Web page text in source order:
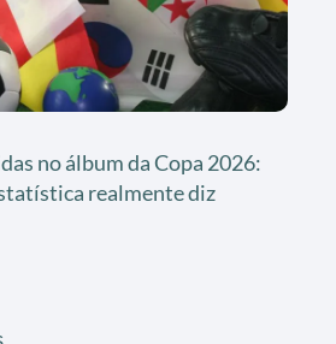
no álbum da Copa 2026:
realmente diz